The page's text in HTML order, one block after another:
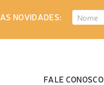
NOVIDADES:
FALE CONOSCO